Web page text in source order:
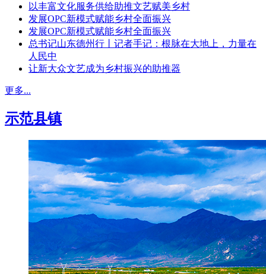
以丰富文化服务供给助推文艺赋美乡村
发展OPC新模式赋能乡村全面振兴
发展OPC新模式赋能乡村全面振兴
总书记山东德州行丨记者手记：根脉在大地上，力量在
人民中
让新大众文艺成为乡村振兴的助推器
更多...
示范县镇